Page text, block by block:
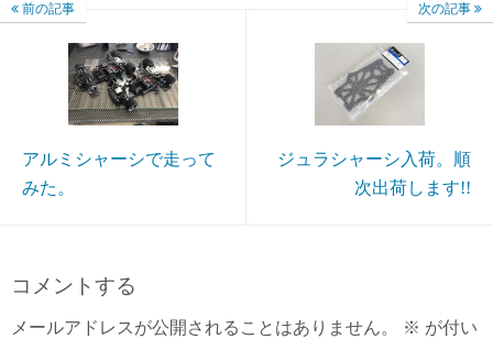
前の記事
アルミシャーシで走って
みた。
次の記事
ジュラシャーシ入荷。順
次出荷します!!
コメントする
メールアドレスが公開されることはありません。 ※ が付い